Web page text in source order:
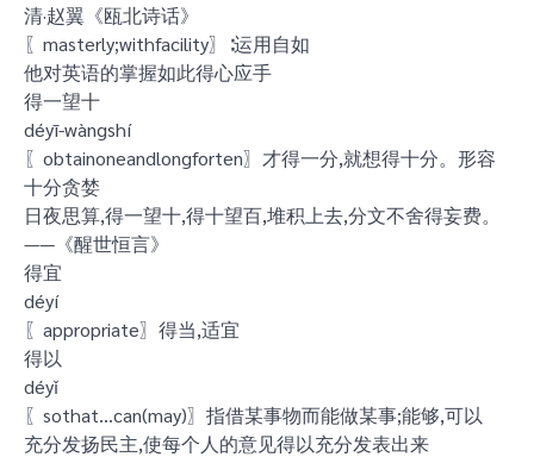
清·赵翼《瓯北诗话》
〖masterly;withfacility〗∶运用自如
他对英语的掌握如此得心应手
得一望十
déyī-wàngshí
〖obtainoneandlongforten〗才得一分,就想得十分。形容
十分贪婪
日夜思算,得一望十,得十望百,堆积上去,分文不舍得妄费。
——《醒世恒言》
得宜
déyí
〖appropriate〗得当,适宜
得以
déyǐ
〖sothat…can(may)〗指借某事物而能做某事;能够,可以
充分发扬民主,使每个人的意见得以充分发表出来